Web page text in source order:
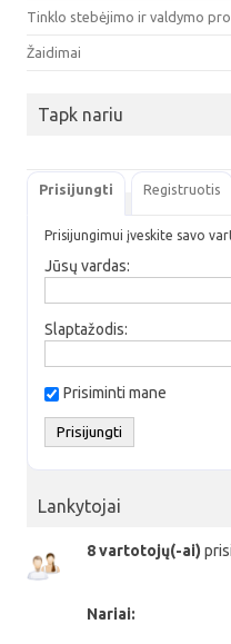
Tinklo stebėjimo ir valdymo
Žaidimai
Tapk nariu
Prisijungti Registruotis
Prisijungimui įveskite savo
Jūsų vardas:
Slaptažodis:
Prisiminti mane
Lankytojai
8 vartotojų(-ai)
Nariai: